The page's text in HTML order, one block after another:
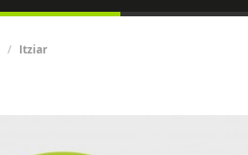
Itziar